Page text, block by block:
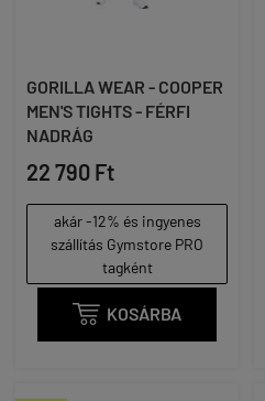
GORILLA WEAR - COOPER
MEN'S TIGHTS - FÉRFI
NADRÁG
22 790 Ft
akár -12% és ingyenes
szállítás Gymstore PRO
tagként
 KOSÁRBA